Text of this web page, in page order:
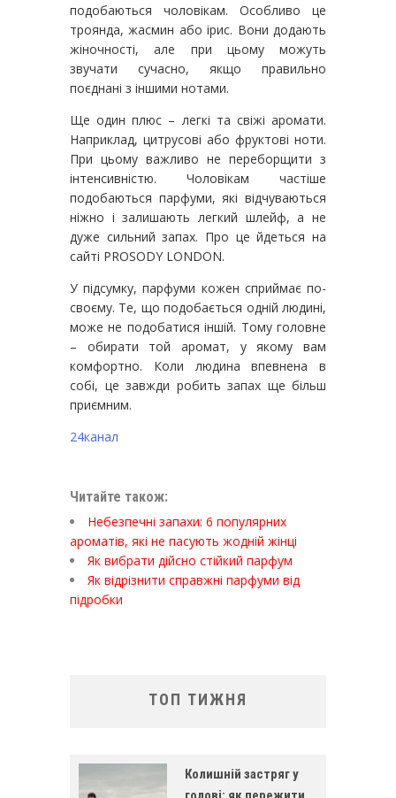
подобаються чоловікам. Особливо це
троянда, жасмин або ірис. Вони додають
жіночності, але при цьому можуть
звучати сучасно, якщо правильно
поєднані з іншими нотами.
Ще один плюс – легкі та свіжі аромати.
Наприклад, цитрусові або фруктові ноти.
При цьому важливо не переборщити з
інтенсивністю. Чоловікам частіше
подобаються парфуми, які відчуваються
ніжно і залишають легкий шлейф, а не
дуже сильний запах. Про це йдеться на
сайті PROSODY LONDON.
У підсумку, парфуми кожен сприймає по-
своєму. Те, що подобається одній людині,
може не подобатися іншій. Тому головне
– обирати той аромат, у якому вам
комфортно. Коли людина впевнена в
собі, це завжди робить запах ще більш
приємним.
24канал
Читайте також:
Небезпечні запахи: 6 популярних
ароматів, які не пасують жодній жінці
Як вибрати дійсно стійкий парфум
Як відрізнити справжні парфуми від
підробки
ТОП ТИЖНЯ
Колишній застряг у